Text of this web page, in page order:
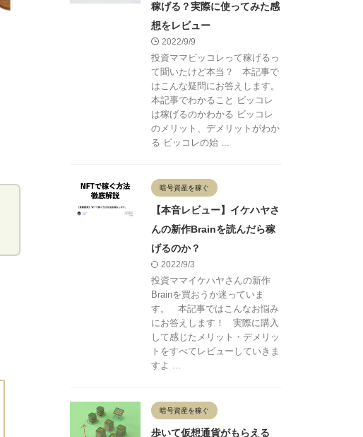
稼げる？実際に使ってみた感
想をレビュー
2022/9/9
投資ママビッコレって稼げるっ
て聞いたけど本当？ 本記事で
はこんな疑問にお答えします。
本記事でわかること ビッコレ
は稼げるのかわかる ビッコレ
のメリット、デメリットがわか
る ビッコレの始 ...
暗号資産を稼ぐ
【本音レビュー】イケハヤさ
んの新作Brainを読んだら稼
げるのか？
2022/9/3
投資ママイケハヤさんの新作
Brainを買おうか迷っていま
す。 本記事ではこんなお悩み
にお答えします！ 実際に購入
して感じたメリット・デメリッ
トをすべてレビューしていきま
すよ ...
暗号資産を稼ぐ
歩いて仮想通貨がもらえる